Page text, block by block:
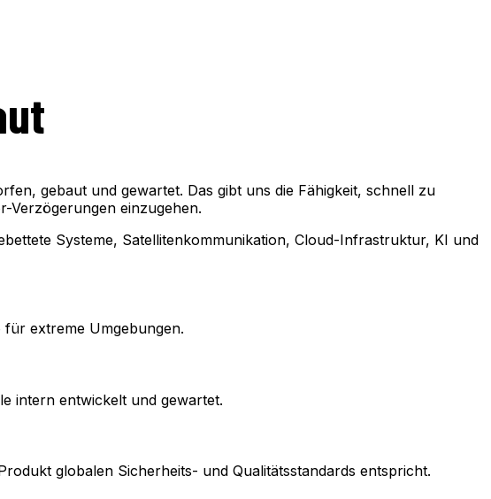
gebaut und gewartet. Das gibt uns die Fähigkeit, schnell zu
Verzögerungen einzugehen.
Systeme, Satellitenkommunikation, Cloud-Infrastruktur, KI und
für extreme Umgebungen.
intern entwickelt und gewartet.
globalen Sicherheits- und Qualitätsstandards entspricht.